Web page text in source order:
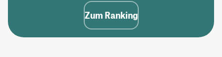
Zum Ranking